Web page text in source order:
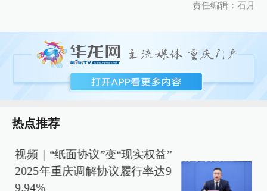
责任编辑：石月
热点推荐
视频｜“纸面协议”变“现实权益”
2025年重庆调解协议履行率达9
9.94%